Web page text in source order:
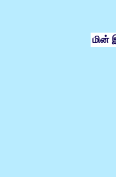
மின்